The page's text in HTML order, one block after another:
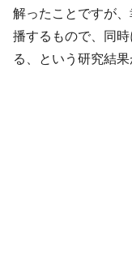
解ったことですが
播するもので、同
る、という研究結果